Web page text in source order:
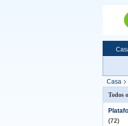
Casa
Todos
(72)